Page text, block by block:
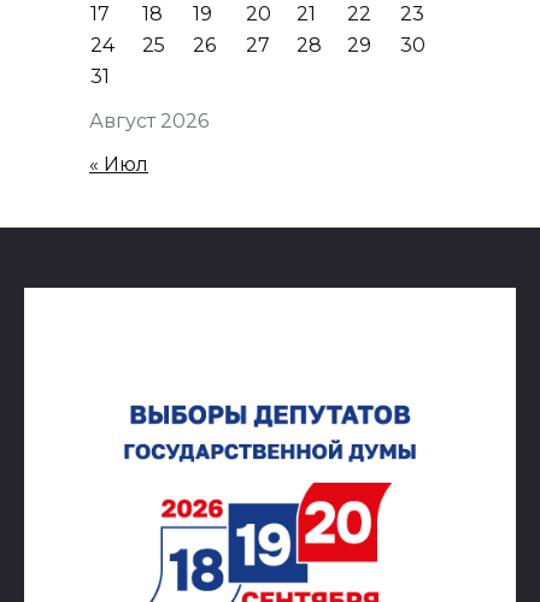
Август 2026
17
18 19 20 21 22
23
24
25 26 27 28 29
30
31
« Июл